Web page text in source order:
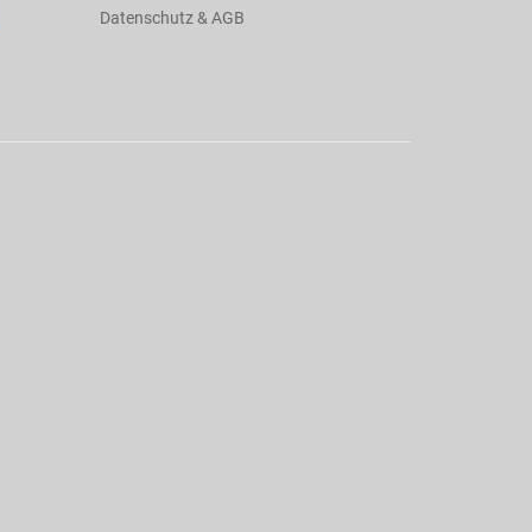
Datenschutz & AGB